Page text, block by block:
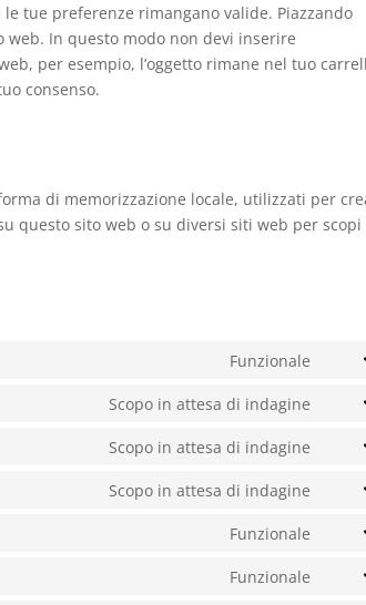
tue preferenze rimangano valide. Piazzando
In questo modo non devi inserire
per esempio, l’oggetto rimane nel tuo
consenso.
di memorizzazione locale, utilizzati per
questo sito web o su diversi siti web per scopi
Funzionale
Scopo in attesa di indagine
Scopo in attesa di indagine
Scopo in attesa di indagine
Funzionale
Funzionale